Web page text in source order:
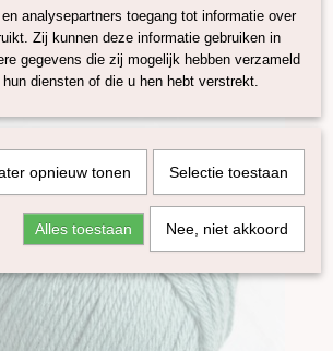
analysepartners toegang tot informatie over
Zij kunnen deze informatie gebruiken in
gegevens die zij mogelijk hebben verzameld
diensten of die u hen hebt verstrekt.
opnieuw tonen Selectie toestaan
Alles toestaan Nee, niet akkoord